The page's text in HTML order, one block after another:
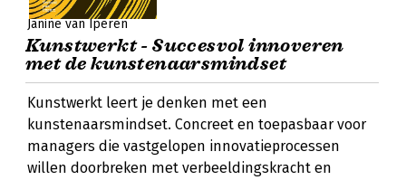
Janine van Iperen
Kunstwerkt - Succesvol innoveren
met de kunstenaarsmindset
Kunstwerkt leert je denken met een
kunstenaarsmindset. Concreet en toepasbaar voor
managers die vastgelopen innovatieprocessen
willen doorbreken met verbeeldingskracht en